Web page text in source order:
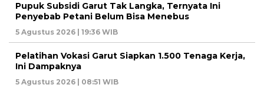
Pupuk Subsidi Garut Tak Langka, Ternyata Ini
Penyebab Petani Belum Bisa Menebus
5 Agustus 2026 | 19:36 WIB
Pelatihan Vokasi Garut Siapkan 1.500 Tenaga Kerja,
Ini Dampaknya
5 Agustus 2026 | 08:51 WIB